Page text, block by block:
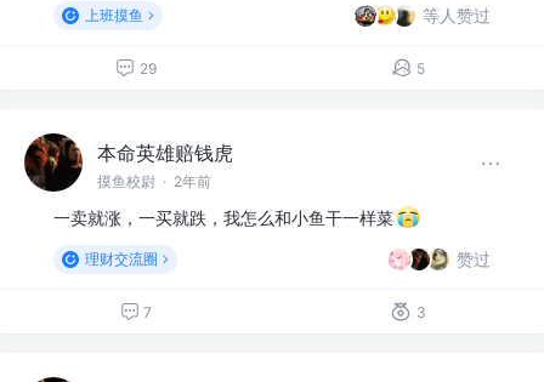
上班摸鱼 等人赞过
29 5
本命英雄赔钱虎
摸鱼校尉 · 2年前
一卖就涨，一买就跌，我怎么和小鱼干一样菜
理财交流圈 赞过
7 3